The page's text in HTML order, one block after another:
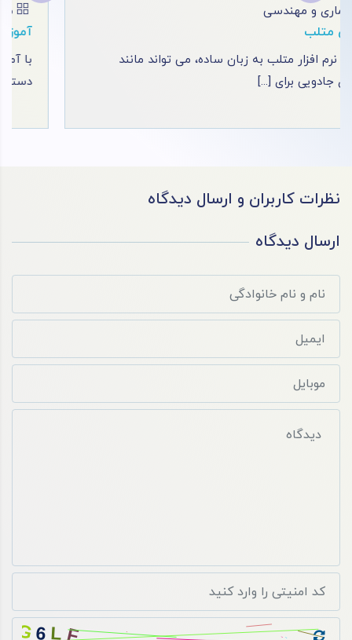
معماری و مهندسی
اتوکد
نرم افزار اتوکد: ایجاد نقشه ‌های سه ‌بعدی و مدل
پیشرفته با [...]
نظرات کاربران و ارسال دیدگاه
ارسال دیدگاه